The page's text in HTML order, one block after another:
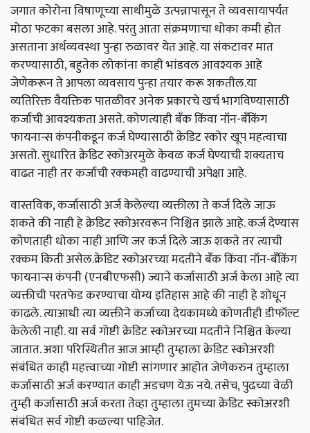
जगात कोरोना विषाणूच्या साथीमुळे उत्पन्नापासून ते व्यवसायापर्यंत
मोठा फटका बसला आहे. परंतु आता संक्रमणाचा धोका कमी होत
असताना अर्थव्यवस्था पुन्हा रुळावर येत आहे. या संकटावर मात
करण्यासाठी, बहुतेक लोकांना काही भांडवल आवश्यक आहे
जेणेकरून ते आपला व्यवसाय पुन्हा तयार करू शकतील.या
व्यतिरिक्त वैयक्तिक पातळीवर अनेक प्रकारचे खर्च भागविण्यासाठी
कर्जाची आवश्यकता असते. कोणत्याही बँक किंवा नॉन-बँकिंग
फायनान्स कंपनीकडून कर्ज घेण्यासाठी क्रेडिट स्कोर खूप महत्वाचा
असतो. सुधारित क्रेडिट स्कोअरमुळे केवळ कर्ज घेण्याची शक्यताच
वाढत नाही तर कर्जाची रक्कमही वाढण्याची अपेक्षा आहे.
वास्तविक, कर्जासाठी अर्ज केलेल्या व्यक्तीला ते कर्ज दिले जाऊ
शकते की नाही हे क्रेडिट स्कोअरवरून निश्चित झाले आहे. कर्ज देण्यास
कोणताही धोका नाही आणि जर कर्ज दिले जाऊ शकते तर त्याची
रक्कम किती असेल.क्रेडिट स्कोअरच्या मदतीने बँक किंवा नॉन-बँकिंग
फायनान्स कंपनी (एनबीएफसी) ज्याने कर्जासाठी अर्ज केला आहे त्या
व्यक्तीची परतफेड करण्याचा योग्य इतिहास आहे की नाही हे शोधून
काढले. त्याआधी त्या व्यक्तीने कर्जाच्या देयकामध्ये कोणतीही डीफॉल्ट
केलेली नाही. या सर्व गोष्टी क्रेडिट स्कोअरच्या मदतीने निश्चित केल्या
जातात. अशा परिस्थितीत आज आम्ही तुम्हाला क्रेडिट स्कोअरशी
संबंधित काही महत्त्वाच्या गोष्टी सांगणार आहोत जेणेकरुन तुम्हाला
कर्जासाठी अर्ज करण्यात काही अडचण येऊ नये. तसेच, पुढच्या वेळी
तुम्ही कर्जासाठी अर्ज करता तेव्हा तुम्हाला तुमच्या क्रेडिट स्कोअरशी
संबंधित सर्व गोष्टी कळल्या पाहिजेत.